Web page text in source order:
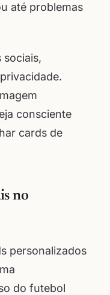
até problemas
sociais,
consciente
cards de
no
personalizados
do futebol